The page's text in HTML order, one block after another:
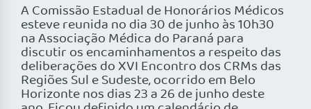
A Comissão Estadual de Honorários Médicos
esteve reunida no dia 30 de junho às 10h30
na Associação Médica do Paraná para
discutir os encaminhamentos a respeito das
deliberações do XVI Encontro dos CRMs das
Regiões Sul e Sudeste, ocorrido em Belo
Horizonte nos dias 23 a 26 de junho deste